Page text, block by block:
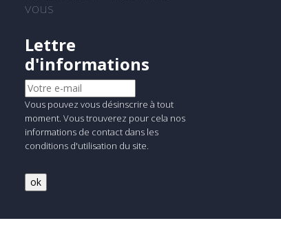
vous
Lettre
d'informations
Vous pouvez vous désinscrire à tout
moment. Vous trouverez pour cela nos
informations de contact dans les
conditions d'utilisation du site.